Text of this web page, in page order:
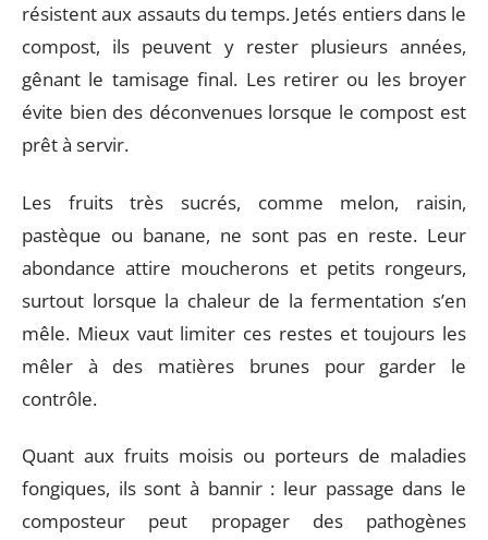
résistent aux assauts du temps. Jetés entiers dans le
compost, ils peuvent y rester plusieurs années,
gênant le tamisage final. Les retirer ou les broyer
évite bien des déconvenues lorsque le compost est
prêt à servir.
Les fruits très sucrés, comme melon, raisin,
pastèque ou banane, ne sont pas en reste. Leur
abondance attire moucherons et petits rongeurs,
surtout lorsque la chaleur de la fermentation s’en
mêle. Mieux vaut limiter ces restes et toujours les
mêler à des matières brunes pour garder le
contrôle.
Quant aux fruits moisis ou porteurs de maladies
fongiques, ils sont à bannir : leur passage dans le
composteur peut propager des pathogènes